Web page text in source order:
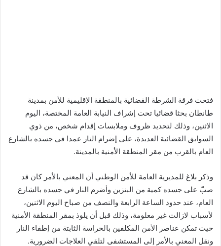
فتحت فرقة الشرطة القضائية بالمنطقة الإقليمية للأمن بمدينة
طانطان بحثا قضائيا تحت إشراف النيابة العامة المختصة، اليوم
الاثنين، وذلك لتحديد ظروف وملابسات إقدام شخص، من ذوي
السوابق القضائية العديدة، على إضرام النار عمدا في جسده بالشارع
العام بالقرب من مقر المنطقة الأمنية بالمدينة.
وذكر بلاغ للمديرية العامة للأمن الوطني أن المعني بالأمر كان قد
صبّ على جسده كمية من البنزين وأضرم النار في جسده بالشارع
العام، عند حدود الساعة الرابعة والنصف من صباح اليوم الاثنين،
لأسباب لازالت غير معلومة، وذلك قبل أن يلوذ بمقر المنطقة الأمنية
حيث تمكن عناصر الأمن المكلفين بالحراسة الثابتة من إطفاء النار
ونقل المعني بالأمر إلى المستشفى لتلقي العلاجات الضرورية.